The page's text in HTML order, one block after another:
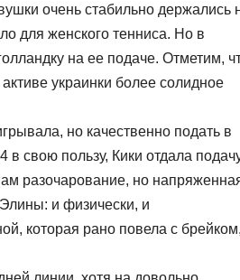
очень стабильно держались
для женского тенниса. Но в
на ее подаче. Отметим,
украинки более солидное
но качественно подать в
свою пользу, Кики отдала
разочарование, но
и физически, и
которая рано повела с